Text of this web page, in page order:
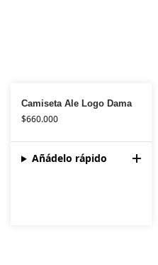
Camiseta Ale Logo Dama
$660.000
Añádelo rápido